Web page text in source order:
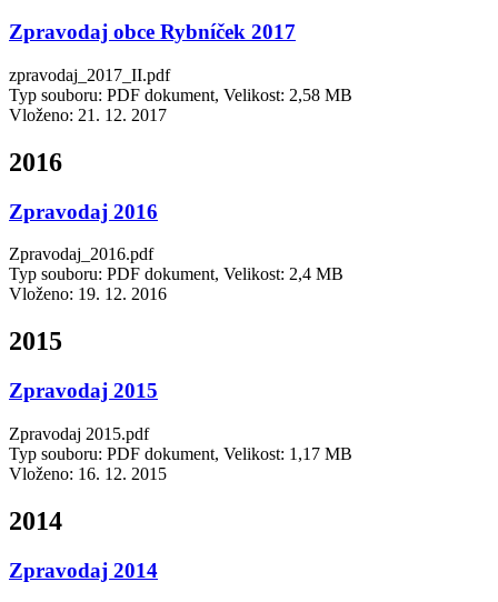
Zpravodaj obce Rybníček 2017
zpravodaj_2017_II.pdf
Typ souboru: PDF dokument, Velikost: 2,58 MB
Vloženo: 21. 12. 2017
2016
Zpravodaj 2016
Zpravodaj_2016.pdf
Typ souboru: PDF dokument, Velikost: 2,4 MB
Vloženo: 19. 12. 2016
2015
Zpravodaj 2015
Zpravodaj 2015.pdf
Typ souboru: PDF dokument, Velikost: 1,17 MB
Vloženo: 16. 12. 2015
2014
Zpravodaj 2014